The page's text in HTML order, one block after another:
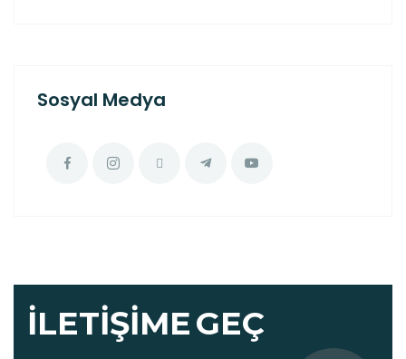
Sosyal Medya
İLETIŞIMEGEÇ